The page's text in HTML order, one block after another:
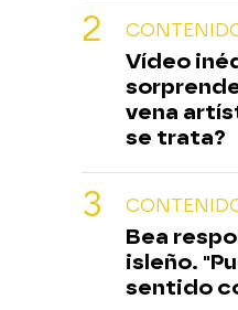
Vídeo
vena
se trata?
Bea
isleño.
sentido